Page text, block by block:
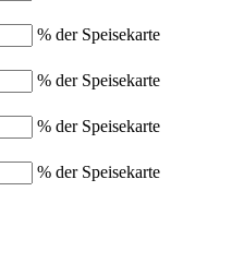
% der Speisekarte
% der Speisekarte
% der Speisekarte
% der Speisekarte